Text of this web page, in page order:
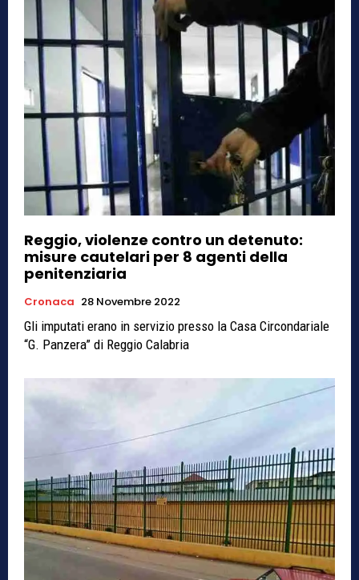
Reggio, violenze contro un detenuto:
misure cautelari per 8 agenti della
penitenziaria
Cronaca 28 Novembre 2022
Gli imputati erano in servizio presso la Casa Circondariale
“G. Panzera” di Reggio Calabria